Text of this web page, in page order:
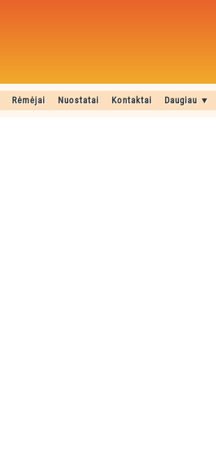
Rėmėjai Nuostatai Kontaktai Daugiau ▼